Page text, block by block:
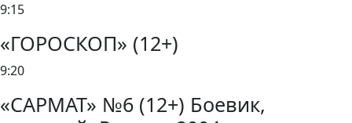
9:15
«ГОРОСКОП» (12+)
9:20
«САРМАТ» №6 (12+) Боевик,